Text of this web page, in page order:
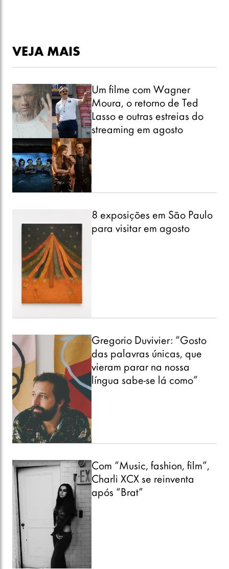
8 exposições em São Paulo
para visitar em agosto
Gregorio Duvivier: “Gosto
das palavras únicas, que
Com “Music, fashion, film”,
Charli XCX se reinventa
após “Brat”